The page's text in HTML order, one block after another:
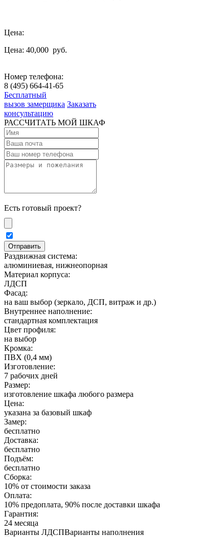
Цена:
Цена: 40,000 руб.
Номер телефона:
8 (495) 664-41-65
Бесплатный
вызов замерщика Заказать
консультацию
РАССЧИТАТЬ МОЙ ШКАФ
Есть готовый проект?
Раздвижная система:
алюминиевая, нижнеопорная
Материал корпуса:
ЛДСП
Фасад:
на ваш выбор (зеркало, ДСП, витраж и др.)
Внутреннее наполнение:
стандартная комплектация
Цвет профиля:
на выбор
Кромка:
ПВХ (0,4 мм)
Изготовление:
7 рабочих дней
Размер:
изготовление шкафа любого размера
Цена:
указана за базовый шкаф
Замер:
бесплатно
Доставка:
бесплатно
Подъём:
бесплатно
Сборка:
10% от стоимости заказа
Оплата:
10% предоплата, 90% после доставки шкафа
Гарантия:
24 месяца
Варианты ЛДСПВарианты наполнения